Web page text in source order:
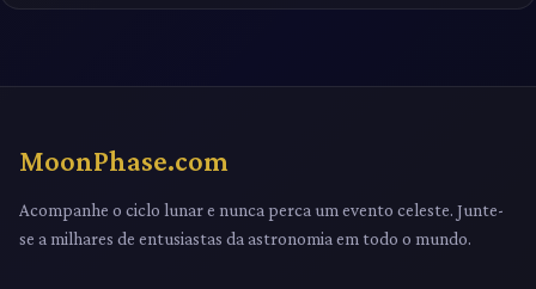
MoonPhase.com
Acompanhe o ciclo lunar e nunca perca um evento celeste. Junte-
se a milhares de entusiastas da astronomia em todo o mundo.